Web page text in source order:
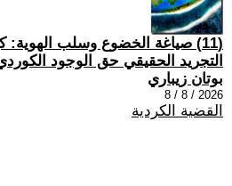
(11) صياغة الخضوع وسلب
التجريد الحقيقي حق الوجود
بوتان زيباري
2026 / 8 / 8
القضية الكردية